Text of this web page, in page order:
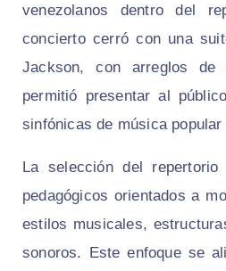
venezolanos dentro del
concierto cerró con una
Jackson, con arreglos
permitió presentar al
sinfónicas de música popular
La selección del
pedagógicos orientados a
estilos musicales,
sonoros. Este enfoque se